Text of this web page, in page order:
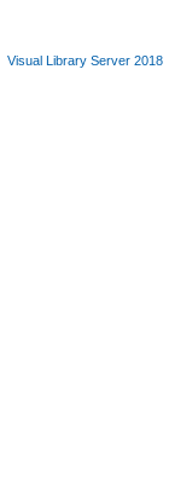
Visual Library Server 2018